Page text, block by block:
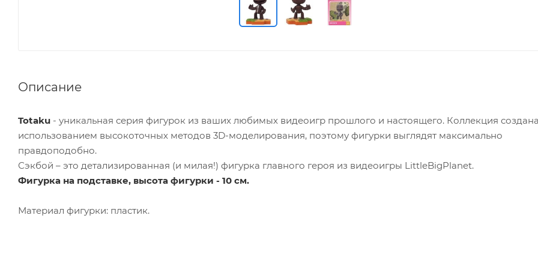
Описание
Totaku - уникальная серия фигурок из ваших любимых видеоигр прошлого и настоящего. Коллекция
использованием высокоточных методов 3D-моделирования, поэтому фигурки выглядят максимально
правдоподобно.
Сэкбой – это детализированная (и милая!) фигурка главного героя из видеоигры LittleBigPlanet.
Фигурка на подставке, высота фигурки - 10 см.
Материал фигурки: пластик.